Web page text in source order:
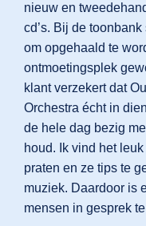
nieuw en
cd’s. Bij de
om opgehaald te
ontmoetingsplek
klant verzekert dat
Orchestra écht in
de hele dag bezig
houd. Ik vind het
praten en ze tips te
muziek. Daardoor is
mensen in gesprek